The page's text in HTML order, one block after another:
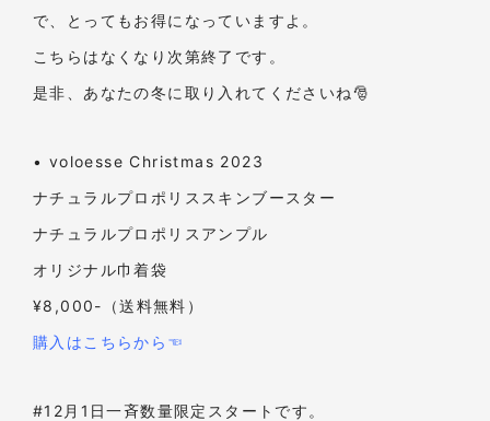
で、とってもお得になっていますよ。
こちらはなくなり次第終了です。
是非、あなたの冬に取り入れてくださいね🎅
• voloesse Christmas 2023
ナチュラルプロポリススキンブースター
ナチュラルプロポリスアンプル
オリジナル巾着袋
¥8,000-（送料無料）
購入はこちらから☜
#12月1日一斉数量限定スタートです。